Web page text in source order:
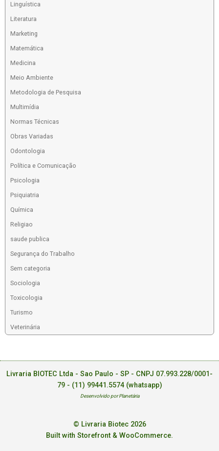
Linguística
Literatura
Marketing
Matemática
Medicina
Meio Ambiente
Metodologia de Pesquisa
Multimídia
Normas Técnicas
Obras Variadas
Odontologia
Política e Comunicação
Psicologia
Psiquiatria
Química
Religiao
saude publica
Segurança do Trabalho
Sem categoria
Sociologia
Toxicologia
Turismo
Veterinária
Livraria BIOTEC Ltda - Sao Paulo - SP - CNPJ 07.993.228/0001-
79 - (11) 99441.5574 (whatsapp)
Desenvolvido por Planetária
© Livraria Biotec 2026
Built with Storefront & WooCommerce.